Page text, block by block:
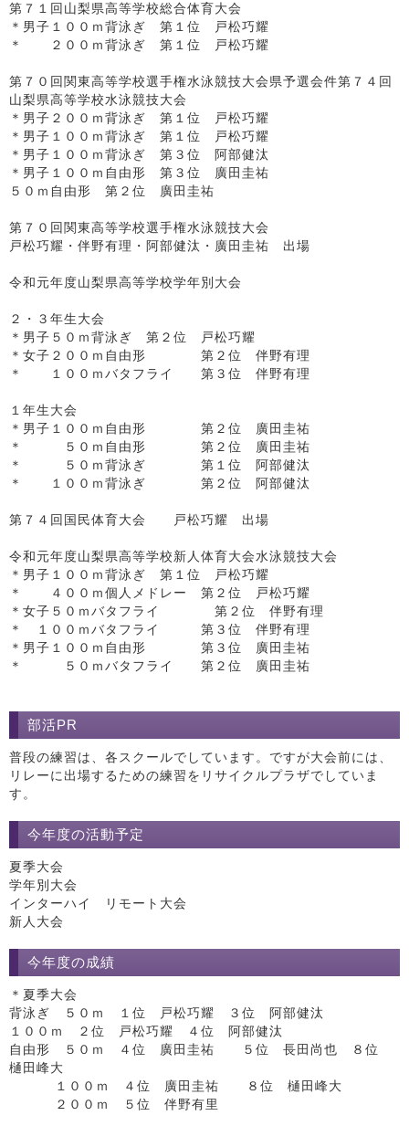
第７１回山梨県高等学校総合体育大会
＊男子１００ｍ背泳ぎ 第１位 戸松巧耀
＊ ２００ｍ背泳ぎ 第１位 戸松巧耀
第７０回関東高等学校選手権水泳競技大会県予選会件第７４回
山梨県高等学校水泳競技大会
＊男子２００ｍ背泳ぎ 第１位 戸松巧耀
＊男子１００ｍ背泳ぎ 第１位 戸松巧耀
＊男子１００ｍ背泳ぎ 第３位 阿部健汰
＊男子１００ｍ自由形 第３位 廣田圭祐
５０ｍ自由形 第２位 廣田圭祐
第７０回関東高等学校選手権水泳競技大会
戸松巧耀・伴野有理・阿部健汰・廣田圭祐 出場
令和元年度山梨県高等学校学年別大会
２・３年生大会
＊男子５０ｍ背泳ぎ 第２位 戸松巧耀
＊女子２００ｍ自由形 第２位 伴野有理
＊ １００ｍバタフライ 第３位 伴野有理
１年生大会
＊男子１００ｍ自由形 第２位 廣田圭祐
＊ ５０ｍ自由形 第２位 廣田圭祐
＊ ５０ｍ背泳ぎ 第１位 阿部健汰
＊ １００ｍ背泳ぎ 第２位 阿部健汰
第７４回国民体育大会 戸松巧耀 出場
令和元年度山梨県高等学校新人体育大会水泳競技大会
＊男子１００ｍ背泳ぎ 第１位 戸松巧耀
＊ ４００ｍ個人メドレー 第２位 戸松巧耀
＊女子５０ｍバタフライ 第２位 伴野有理
＊ １００ｍバタフライ 第３位 伴野有理
＊男子１００ｍ自由形 第３位 廣田圭祐
＊ ５０ｍバタフライ 第２位 廣田圭祐
部活PR
普段の練習は、各スクールでしています。ですが大会前には、
リレーに出場するための練習をリサイクルプラザでしていま
す。
今年度の活動予定
夏季大会
学年別大会
インターハイ リモート大会
新人大会
今年度の成績
＊夏季大会
背泳ぎ ５０ｍ １位 戸松巧耀 ３位 阿部健汰
１００ｍ ２位 戸松巧耀 ４位 阿部健汰
自由形 ５０ｍ ４位 廣田圭祐 ５位 長田尚也 ８位
樋田峰大
１００ｍ ４位 廣田圭祐 ８位 樋田峰大
２００ｍ ５位 伴野有里